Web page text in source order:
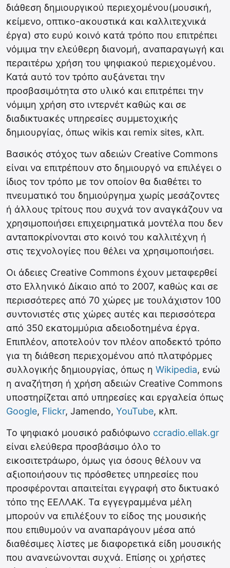
διάθεση δημιουργικού περιεχομένου(μουσική,
κείμενο, οπτικο-ακουστικά και καλλιτεχνικά
έργα) στο ευρύ κοινό κατά τρόπο που επιτρέπει
νόμιμα την ελεύθερη διανομή, αναπαραγωγή και
περαιτέρω χρήση του ψηφιακού περιεχομένου.
Κατά αυτό τον τρόπο αυξάνεται την
προσβασιμότητα στο υλικό και επιτρέπει την
νόμιμη χρήση στο ιντερνέτ καθώς και σε
διαδικτυακές υπηρεσίες συμμετοχικής
δημιουργίας, όπως wikis και remix sites, κλπ.
Βασικός στόχος των αδειών Creative Commons
είναι να επιτρέπουν στο δημιουργό να επιλέγει ο
ίδιος τον τρόπο με τον οποίον θα διαθέτει το
πνευματικό του δημιούργημα χωρίς μεσάζοντες
ή άλλους τρίτους που συχνά τον αναγκάζουν να
χρησιμοποιήσει επιχειρηματικά μοντέλα που δεν
ανταποκρίνονται στο κοινό του καλλιτέχνη ή
στις τεχνολογίες που θέλει να χρησιμοποιήσει.
Οι άδειες Creative Commons έχουν μεταφερθεί
στο Ελληνικό Δίκαιο από το 2007, καθώς και σε
περισσότερες από 70 χώρες με τουλάχιστον 100
συντονιστές στις χώρες αυτές και περισσότερα
από 350 εκατομμύρια αδειοδοτημένα έργα.
Επιπλέον, αποτελούν τον πλέον αποδεκτό τρόπο
για τη διάθεση περιεχομένου από πλατφόρμες
συλλογικής δημιουργίας, όπως η Wikipedia, ενώ
η αναζήτηση ή χρήση αδειών Creative Commons
υποστηρίζεται από υπηρεσίες και εργαλεία όπως
Google, Flickr, Jamendo, YouTube, κλπ.
Το ψηφιακό μουσικό ραδιόφωνο ccradio.ellak.gr
είναι ελεύθερα προσβάσιμο όλο το
εικοσιτετράωρο, όμως για όσους θέλουν να
αξιοποιήσουν τις πρόσθετες υπηρεσίες που
προσφέρονται απαιτείται εγγραφή στο δικτυακό
τόπο της ΕΕΛΛΑΚ. Τα εγγεγραμμένα μέλη
μπορούν να επιλέξουν το είδος της μουσικής
που επιθυμούν να αναπαράγουν μέσα από
διαθέσιμες λίστες με διαφορετικά είδη μουσικής
που ανανεώνονται συχνά. Επίσης οι χρήστες